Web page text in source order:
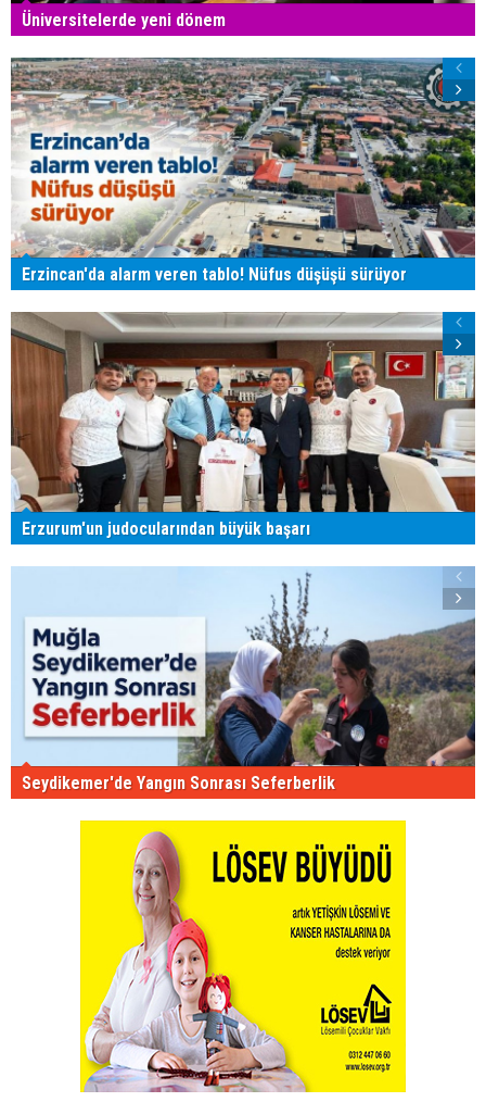
Üniversitelerde yeni dönem
Erzincan'da alarm veren tablo! Nüfus düşüşü sürüyor
Erzurum'un judocularından büyük başarı
Seydikemer'de Yangın Sonrası Seferberlik